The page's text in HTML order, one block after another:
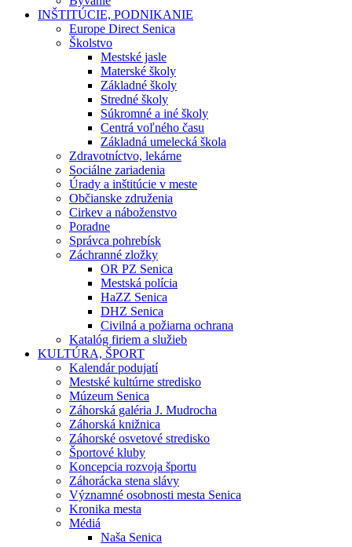
INŠTITÚCIE, PODNIKANIE
Europe Direct Senica
Školstvo
Mestské jasle
Materské školy
Základné školy
Stredné školy
Súkromné a iné školy
Centrá voľného času
Základná umelecká škola
Zdravotníctvo, lekárne
Sociálne zariadenia
Úrady a inštitúcie v meste
Občianske združenia
Cirkev a náboženstvo
Poradne
Správca pohrebísk
Záchranné zložky
OR PZ Senica
Mestská polícia
HaZZ Senica
DHZ Senica
Civilná a požiarna ochrana
Katalóg firiem a služieb
KULTÚRA, ŠPORT
Kalendár podujatí
Mestské kultúrne stredisko
Múzeum Senica
Záhorská galéria J. Mudrocha
Záhorská knižnica
Záhorské osvetové stredisko
Športové kluby
Koncepcia rozvoja športu
Záhorácka stena slávy
Významné osobnosti mesta Senica
Kronika mesta
Médiá
Naša Senica